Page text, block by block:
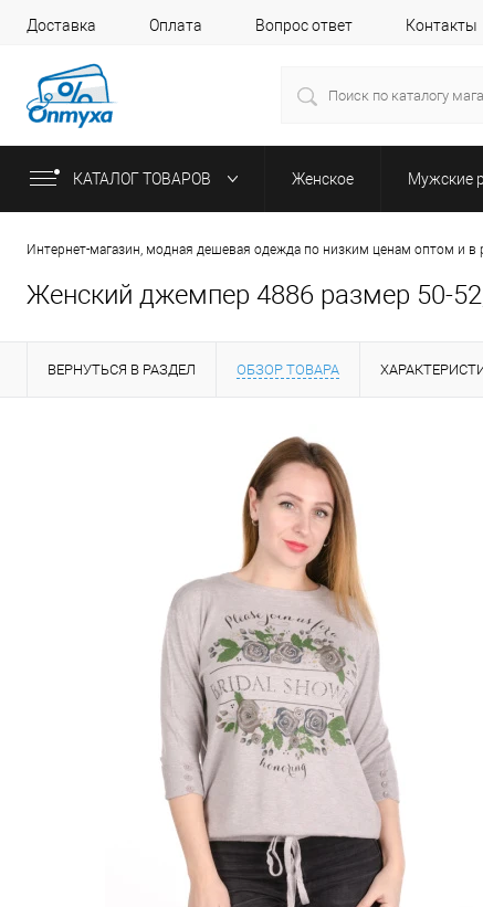
Доставка Оплата Вопрос ответ Контакты
КАТАЛОГ ТОВАРОВ Женское Мужские
Интернет-магазин, модная дешевая одежда по низким ценам оптом и в
Женский джемпер 4886 размер 50-
ВЕРНУТЬСЯ В РАЗДЕЛ ОБЗОР ТОВАРА